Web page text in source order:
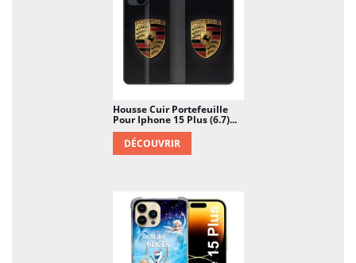
Housse Cuir Portefeuille
Pour Iphone 15 Plus (6.7)...
DÉCOUVRIR